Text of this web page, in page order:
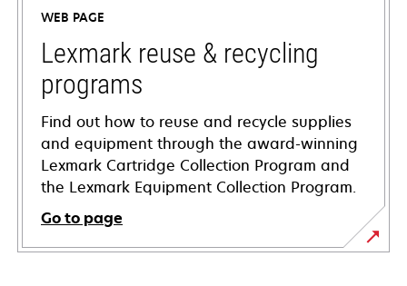
new
tab
WEB PAGE
Lexmark reuse & recycling
programs
Find out how to reuse and recycle supplies
and equipment through the award-winning
Lexmark Cartridge Collection Program and
the Lexmark Equipment Collection Program.
Go to page